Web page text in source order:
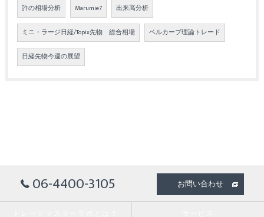
許の相場分析 Marumie7 出来高分析
ミニ・ラージ日経/Topix先物 総合相場 ベルカーブ理論トレード
日経先物今週の展望
06-4400-3105 お問い合わせ